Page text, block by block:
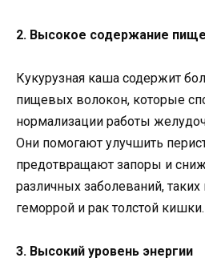
2. Высокое содержание
Кукурузная каша содержит
пищевых волокон, которые
нормализации работы
Они помогают улучшить
предотвращают запоры и
различных заболеваний, таких
геморрой и рак толстой кишки.
3. Высокий уровень энергии